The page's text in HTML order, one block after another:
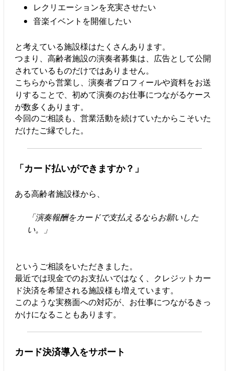
レクリエーションを充実させたい
音楽イベントを開催したい
と考えている施設様はたくさんあります。
つまり、高齢者施設の演奏者募集は、広告として公開
されているものだけではありません。
こちらから営業し、演奏者プロフィールや資料をお送
りすることで、初めて演奏のお仕事につながるケース
が数多くあります。
今回のご相談も、営業活動を続けていたからこそいた
だけたご縁でした。
「カード払いができますか？」
ある高齢者施設様から、
「演奏報酬をカードで支払えるならお願いした
い。」
というご相談をいただきました。
最近では現金でのお支払いではなく、クレジットカー
ド決済を希望される施設様も増えています。
このような実務面への対応が、お仕事につながるきっ
かけになることもあります。
カード決済導入をサポート